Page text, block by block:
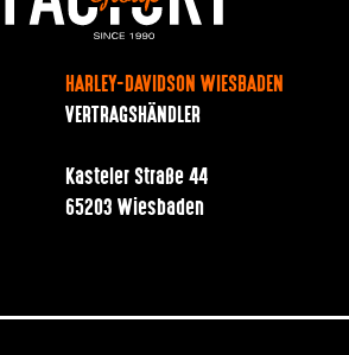
HARLEY-DAVIDSON WIESBADEN
VERTRAGSHÄNDLER
Kasteler Straße 44
65203 Wiesbaden